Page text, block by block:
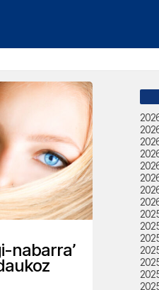
nabarra’